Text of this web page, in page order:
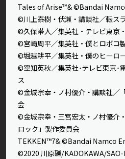
Tales of Arise™& ©Bandai
©川上泰樹・伏瀬・講談社／転ス
©久保帯人／集英社・テレビ東京
©宮崎周平／集英社・僕とロボコ
©堀越耕平／集英社・僕のヒーロ
©空知英秋／集英社･テレビ東京･
ス
©金城宗幸・ノ村優介・講談社／
会
©金城宗幸・三宮宏太・ノ村優介
ロック」製作委員会
TEKKEN™7& ©Bandai Namco
©2020 川原礫/KADOKAWA/